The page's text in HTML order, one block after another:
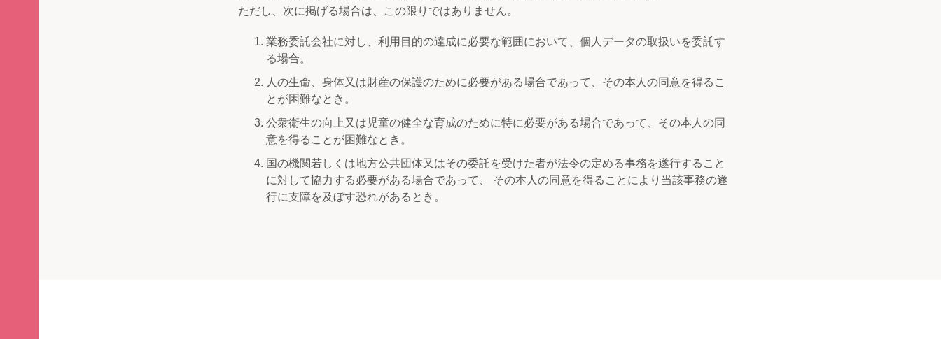
ただし、次に掲げる場合は、この限りではありません。
業務委託会社に対し、利用目的の達成に必要な範囲において、個人データの取扱いを委託す
る場合。
人の生命、身体又は財産の保護のために必要がある場合であって、その本人の同意を得るこ
とが困難なとき。
公衆衛生の向上又は児童の健全な育成のために特に必要がある場合であって、その本人の同
意を得ることが困難なとき。
国の機関若しくは地方公共団体又はその委託を受けた者が法令の定める事務を遂行すること
に対して協力する必要がある場合であって、 その本人の同意を得ることにより当該事務の遂
行に支障を及ぼす恐れがあるとき。